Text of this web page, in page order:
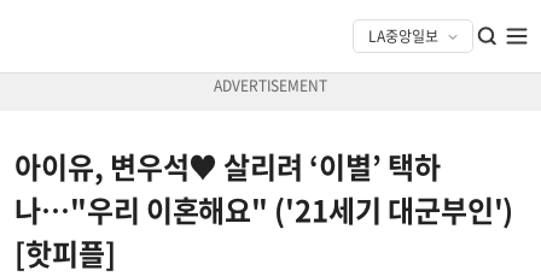
아이유, 변우석♥ 살리려 ‘이별’ 택하
나…"우리 이혼해요" ('21세기 대군부인')
[핫피플]